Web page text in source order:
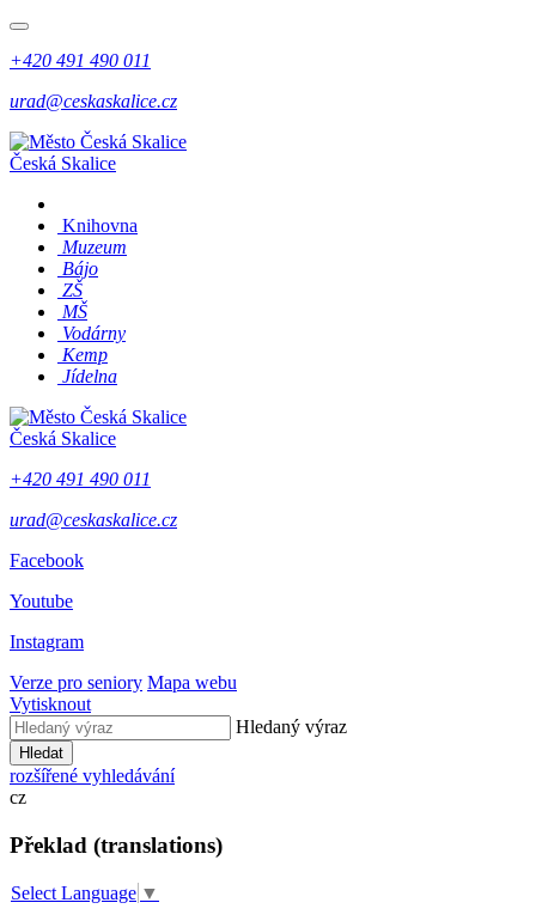
+420 491 490 011
urad@ceskaskalice.cz
Česká Skalice
Knihovna
Muzeum
Bájo
ZŠ
MŠ
Vodárny
Kemp
Jídelna
Česká Skalice
+420 491 490 011
urad@ceskaskalice.cz
Facebook
Youtube
Instagram
Verze pro seniory Mapa webu
Vytisknout
Hledaný výraz
Hledat
rozšířené vyhledávání
cz
Překlad (translations)
Select Language ▼